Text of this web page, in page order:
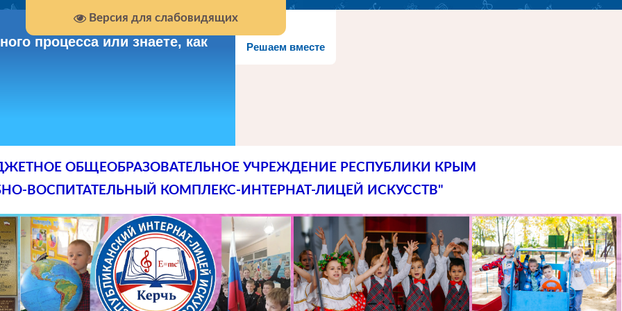
Версия для слабовидящих
Решаем вместе
процесса или знаете, как
ОБЩЕОБРАЗОВАТЕЛЬНОЕ УЧРЕЖДЕНИЕ РЕСПУБЛИКИ КРЫМ
ВОСПИТАТЕЛЬНЫЙ КОМПЛЕКС-ИНТЕРНАТ-ЛИЦЕЙ ИСКУССТВ"